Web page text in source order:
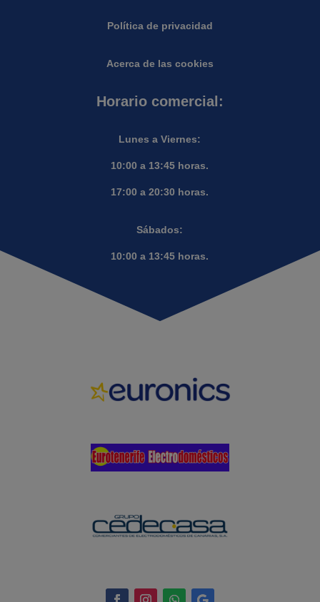
Política de privacidad
Acerca de las cookies
Horario comercial:
Lunes a Viernes:
10:00 a 13:45 horas.
17:00 a 20:30 horas.
Sábados:
10:00 a 13:45 horas.